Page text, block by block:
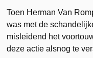
Toen Herman Van
was met de
misleidend het
deze actie alsnog te